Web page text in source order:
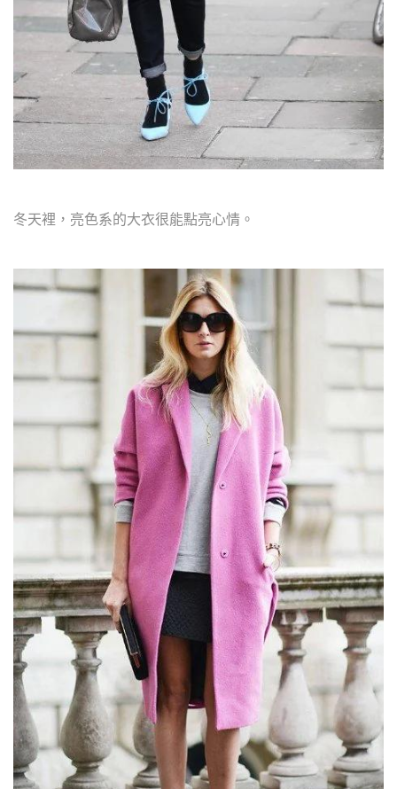
冬天裡，亮色系的大衣很能點亮心情。